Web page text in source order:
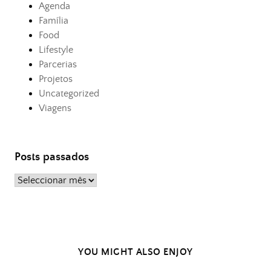
Agenda
Família
Food
Lifestyle
Parcerias
Projetos
Uncategorized
Viagens
Posts passados
Posts
YOU MIGHT ALSO ENJOY